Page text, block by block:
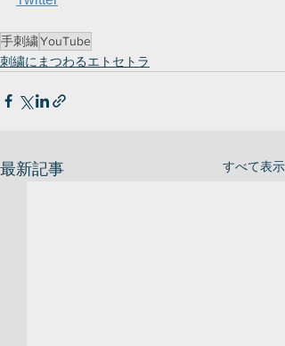
手刺繍YouTube
刺繍にまつわるエトセトラ
最新記事 すべて表示